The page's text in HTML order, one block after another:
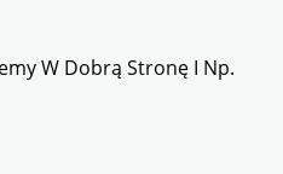
W Dobrą Stronę I Np.